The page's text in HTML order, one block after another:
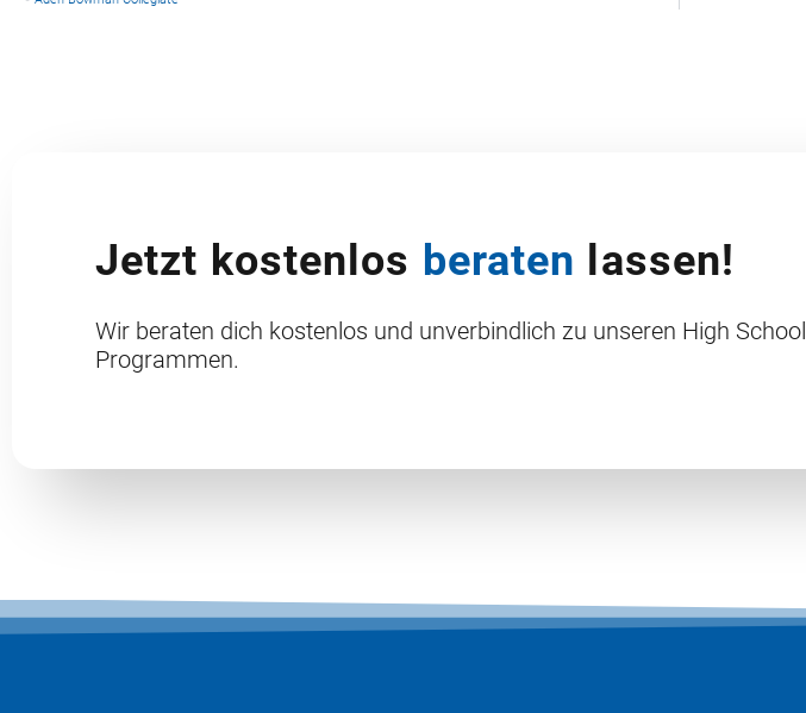
Jetzt kostenlos beraten lassen!
Wir beraten dich kostenlos und unverbindlich zu unseren High School
Programmen.